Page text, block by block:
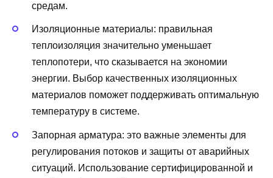
средам.
Изоляционные материалы: правильная
теплоизоляция значительно уменьшает
теплопотери, что сказывается на экономии
энергии. Выбор качественных изоляционных
материалов поможет поддерживать оптимальную
температуру в системе.
Запорная арматура: это важные элементы для
регулирования потоков и защиты от аварийных
ситуаций. Использование сертифицированной и